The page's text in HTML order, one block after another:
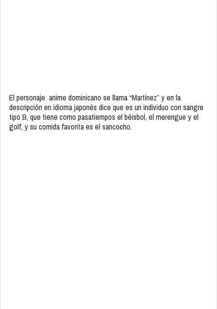
El personaje anime dominicano se llama “Martínez” y en la
descripción en idioma japonés dice que es un individuo con sangre
tipo B, que tiene como pasatiempos el béisbol, el merengue y el
golf, y su comida favorita es el sancocho.